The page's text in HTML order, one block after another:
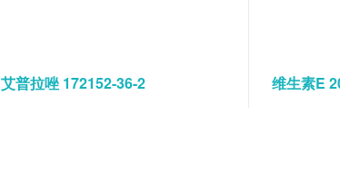
艾普拉唑 172152-36-2 维生素E